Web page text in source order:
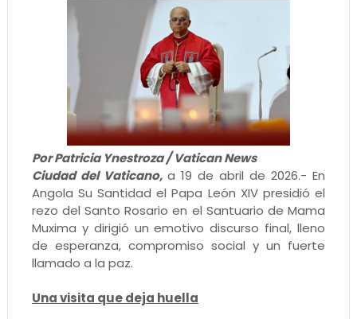
Por Patricia Ynestroza / Vatican News
Ciudad del Vaticano, a 19 de abril de 2026.- En
Angola Su Santidad el Papa León XIV presidió el
rezo del Santo Rosario en el Santuario de Mama
Muxima y dirigió un emotivo discurso final, lleno
de esperanza, compromiso social y un fuerte
llamado a la paz.
Una visita que deja huella